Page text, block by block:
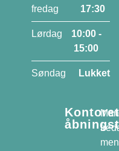
fredag 17:30
Lørdag
10:00 -
15:00
Søndag Lukket